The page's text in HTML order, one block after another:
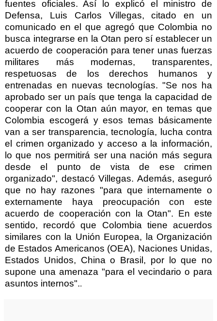
fuentes oficiales. Así lo explicó el ministro de
Defensa, Luis Carlos Villegas, citado en un
comunicado en el que agregó que Colombia no
busca integrarse en la Otan pero sí establecer un
acuerdo de cooperación para tener unas fuerzas
militares más modernas, transparentes,
respetuosas de los derechos humanos y
entrenadas en nuevas tecnologías. "Se nos ha
aprobado ser un país que tenga la capacidad de
cooperar con la Otan aún mayor, en temas que
Colombia escogerá y esos temas básicamente
van a ser transparencia, tecnología, lucha contra
el crimen organizado y acceso a la información,
lo que nos permitirá ser una nación más segura
desde el punto de vista de ese crimen
organizado", destacó Villegas. Además, aseguró
que no hay razones "para que internamente o
externamente haya preocupación con este
acuerdo de cooperación con la Otan". En este
sentido, recordó que Colombia tiene acuerdos
similares con la Unión Europea, la Organización
de Estados Americanos (OEA), Naciones Unidas,
Estados Unidos, China o Brasil, por lo que no
supone una amenaza "para el vecindario o para
asuntos internos"..